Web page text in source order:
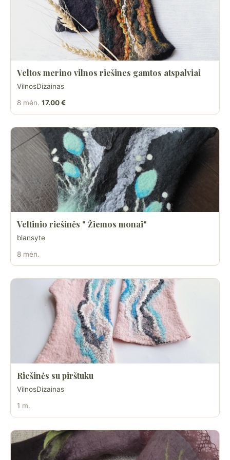
Veltos merino vilnos riešines gamtos atspalviai
VilnosDizainas
8 mėn. 17.00 €
Veltinio riešinės " Žiemos monai"
blansyte
8 mėn.
Riešinės su pirštuku
VilnosDizainas
1 m.